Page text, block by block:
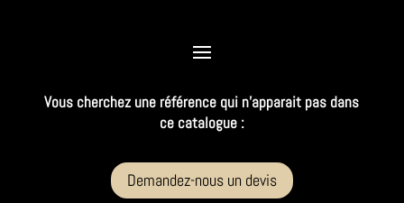
Vous cherchez une référence qui n’apparait pas dans
ce catalogue :
Demandez-nous un devis